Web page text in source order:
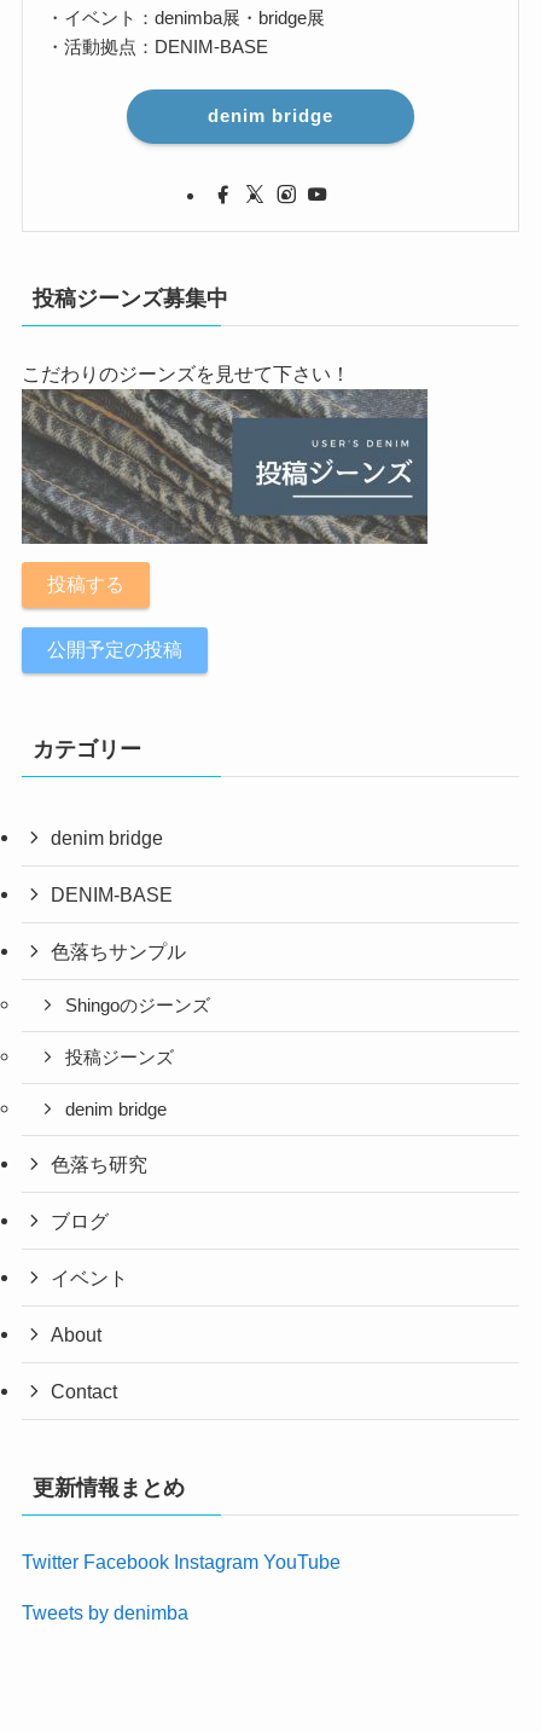
・イベント：denimba展・bridge展
・活動拠点：DENIM-BASE
denim bridge
投稿ジーンズ募集中
こだわりのジーンズを見せて下さい！
投稿する
公開予定の投稿
カテゴリー
denim bridge
DENIM-BASE
色落ちサンプル
Shingoのジーンズ
投稿ジーンズ
denim bridge
色落ち研究
ブログ
イベント
About
Contact
更新情報まとめ
Twitter Facebook Instagram YouTube
Tweets by denimba